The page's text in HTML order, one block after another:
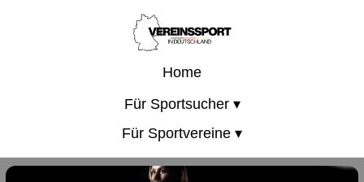
Home
Für Sportsucher ▾
Für Sportvereine ▾